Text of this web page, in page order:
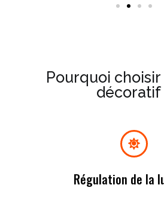
Pourquoi
décoratif
Régulation de la